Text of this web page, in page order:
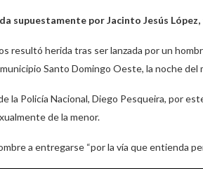
supuestamente por Jacinto Jesús
resultó herida tras ser lanzada por un
Santo Domingo Oeste, la noche
la Policía Nacional, Diego Pesqueira, por
de la menor.
a entregarse “por la vía que entienda